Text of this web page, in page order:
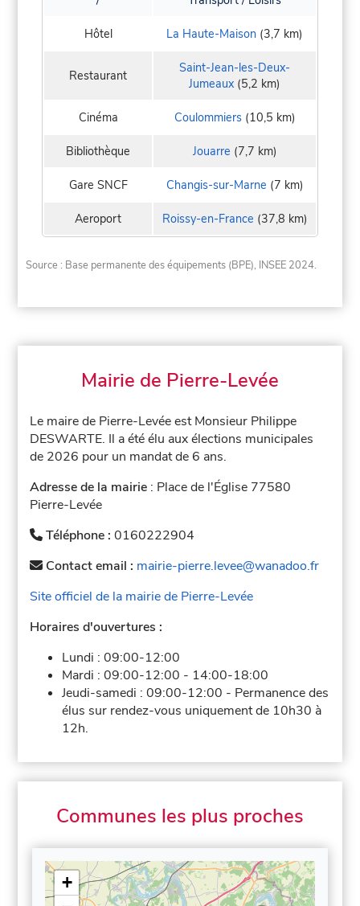
Hôtel La Haute-Maison (3,7 km)
Restaurant
Saint-Jean-les-Deux-
Jumeaux (5,2 km)
Cinéma Coulommiers(10,5 km)
Bibliothèque Jouarre (7,7 km)
Gare SNCF Changis-sur-Marne (7 km)
Aeroport Roissy-en-France (37,8 km)
Source : Base permanente des équipements (BPE), INSEE 2024.
Mairie de Pierre-Levée
Le maire de Pierre-Levée est Monsieur Philippe
DESWARTE. Il a été élu aux élections municipales
de 2026 pour un mandat de 6 ans.
Adresse de la mairie : Place de l'Église 77580
Pierre-Levée
Téléphone :0160222904
Contact email : mairie-pierre.levee@wanadoo.fr
Site officiel de la mairie de Pierre-Levée
Horaires d'ouvertures :
Lundi :09:00-12:00
Mardi :09:00-12:00 - 14:00-18:00
Jeudi-samedi :09:00-12:00 - Permanence des
élus sur rendez-vous uniquement de 10h30 à
12h.
Communes les plus proches
+